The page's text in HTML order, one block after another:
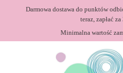
Darmowa dostawa do punktów
teraz, zapłać
Minimalna wartość